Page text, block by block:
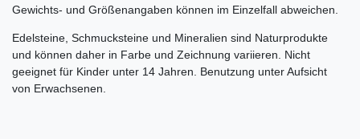
Gewichts- und Größenangaben können im Einzelfall abweichen.
Edelsteine, Schmucksteine und Mineralien sind Naturprodukte
und können daher in Farbe und Zeichnung variieren. Nicht
geeignet für Kinder unter 14 Jahren. Benutzung unter Aufsicht
von Erwachsenen.